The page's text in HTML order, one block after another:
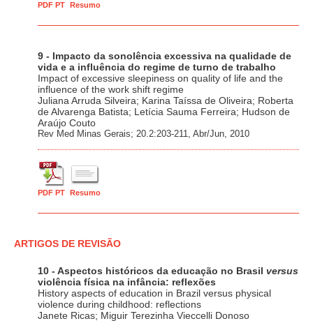
PDF PT Resumo
9 - Impacto da sonolência excessiva na qualidade de
vida e a influência do regime de turno de trabalho
Impact of excessive sleepiness on quality of life and the
influence of the work shift regime
Juliana Arruda Silveira; Karina Taíssa de Oliveira; Roberta
de Alvarenga Batista; Letícia Sauma Ferreira; Hudson de
Araújo Couto
Rev Med Minas Gerais; 20.2:203-211, Abr/Jun, 2010
PDF PT Resumo
ARTIGOS DE REVISÃO
10 - Aspectos históricos da educação no Brasil versus
violência física na infância: reflexões
History aspects of education in Brazil versus physical
violence during childhood: reflections
Janete Ricas; Miguir Terezinha Vieccelli Donoso